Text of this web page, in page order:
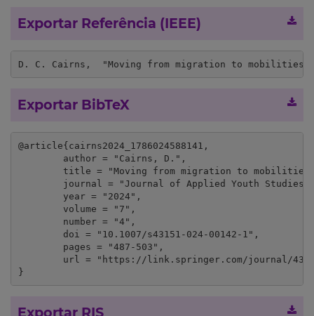
Exportar Referência (IEEE)
D. C. Cairns,  "Moving from migration to
Exportar BibTeX
@article{cairns2024_1786024588141,
}